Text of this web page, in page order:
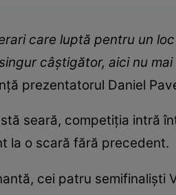
care luptă pentru un
câștigător, aici nu
prezentatorul Daniel
seară, competiția intră
la o scară fără precedent.
cei patru semifinaliști